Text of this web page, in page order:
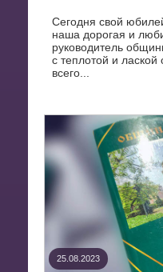
Сегодня свой
наша дорогая и
руководитель
с теплотой и
всего...
25.08.2023